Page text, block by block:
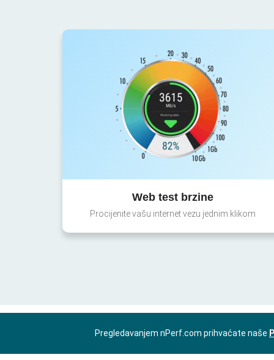
Web test brzine
Procijenite vašu internet vezu jednim klikom
Pregledavanjem nPerf.com prihvaćate naše